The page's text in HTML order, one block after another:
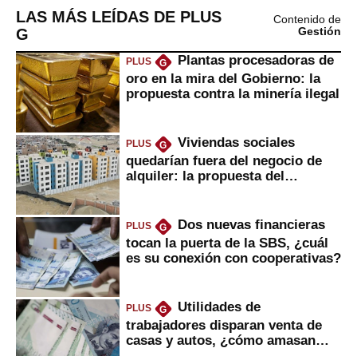
LAS MÁS LEÍDAS DE PLUS
G
Contenido de
Gestión
PLUS G
Plantas procesadoras de
oro en la mira del Gobierno: la
propuesta contra la minería ilegal
PLUS G
Viviendas sociales
quedarían fuera del negocio de
alquiler: la propuesta del
PLUS G
Dos nuevas financieras
tocan la puerta de la SBS, ¿cuál
es su conexión con cooperativas?
PLUS G
Utilidades de
trabajadores disparan venta de
casas y autos, ¿cómo amasan